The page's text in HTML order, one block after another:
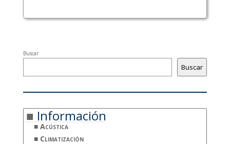
Buscar
Buscar
Información
Acústica
Climatización